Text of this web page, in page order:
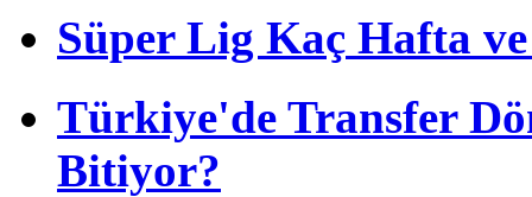
Süper Lig Kaç Hafta
Türkiye'de Transfer
Bitiyor?